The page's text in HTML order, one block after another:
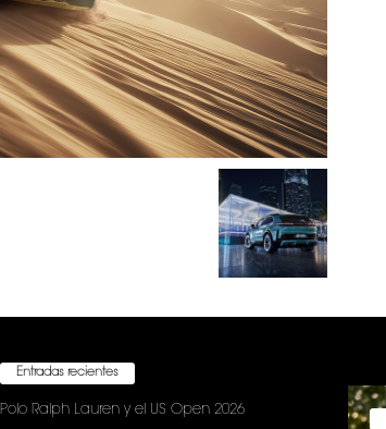
Entradas recientes
Polo Ralph Lauren y el US Open 2026